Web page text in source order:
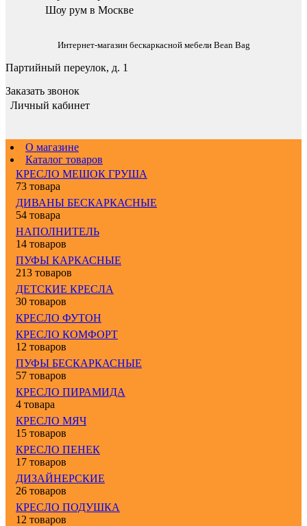
Шоу рум в Москве
Интернет-магазин бескаркасной мебели Bean Bag
Партийный переулок, д. 1
Заказать звонок
Личный кабинет
О магазине
Каталог товаров
КРЕСЛО МЕШОК ГРУША
73 товара
ДИВАНЫ БЕСКАРКАСНЫЕ
54 товара
НАПОЛНИТЕЛЬ
14 товаров
ПУФЫ КАРКАСНЫЕ
213 товаров
ДЕТСКИЕ КРЕСЛА
30 товаров
КРЕСЛО ФУТОН
КРЕСЛО КОМФОРТ
12 товаров
ПУФЫ БЕСКАРКАСНЫЕ
57 товаров
КРЕСЛО ПИРАМИДА
4 товара
КРЕСЛО МЯЧ
15 товаров
КРЕСЛО ПЕНЕК
17 товаров
ДИЗАЙНЕРСКИЕ
26 товаров
КРЕСЛО ПОДУШКА
12 товаров